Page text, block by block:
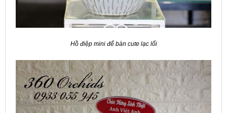
Hồ điệp mini để bàn cute lạc lối